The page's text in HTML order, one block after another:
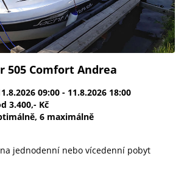
505 Comfort Andrea
09:00 - 11.8.2026 18:00
3.400,- Kč
6 maximálně
jednodenní nebo vícedenní pobyt